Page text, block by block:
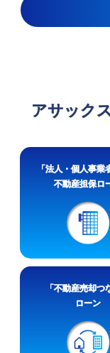
アサック
「法人・個人事業
不動産担保ロ
「不動産売却つ
ローン